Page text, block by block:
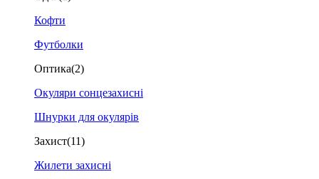
Кофти
Футболки
Оптика(2)
Окуляри сонцезахисні
Шнурки для окулярів
Захист(11)
Жилети захисні